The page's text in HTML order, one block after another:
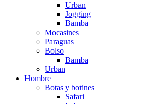
Urban
Jogging
Bamba
Mocasines
Paraguas
Bolso
Bamba
Urban
Hombre
Botas y botines
Safari